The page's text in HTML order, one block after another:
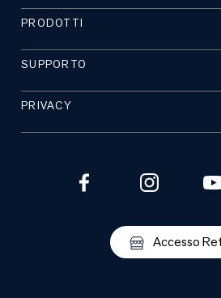
PRODOTTI
SUPPORTO
PRIVACY
Accesso